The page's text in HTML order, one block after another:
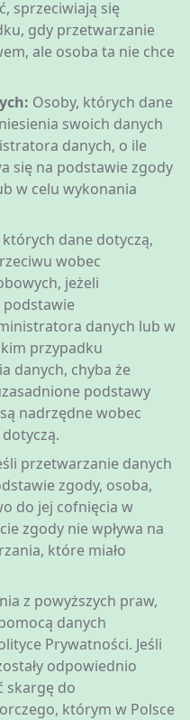
sprzeciwiają się
gdy przetwarzanie
ale osoba ta nie chce
Osoby, których dane
swoich danych
danych, o ile
się na podstawie zgody
w celu wykonania
których dane dotyczą,
wobec
jeżeli
podstawie
danych lub w
przypadku
danych, chyba że
podstawy
nadrzędne wobec
przetwarzanie danych
zgody, osoba,
do jej cofnięcia w
zgody nie wpływa na
które miało
z powyższych praw,
danych
Prywatności. Jeśli
odpowiednio
skargę do
którym w Polsce